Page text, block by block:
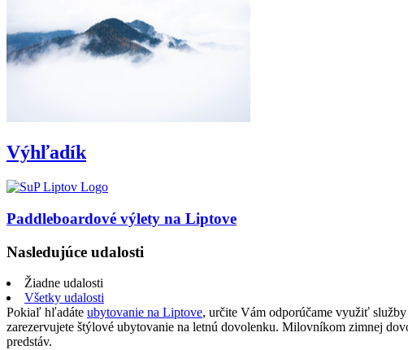
Výhľadík
Paddleboardové výlety na Liptove
Nasledujúce udalosti
Žiadne udalosti
Všetky udalosti
Pokiaľ hľadáte ubytovanie na Liptove, určite Vám odporúčame využiť
zarezervujete štýlové ubytovanie na letnú dovolenku. Milovníkom zimnej
predstáv.